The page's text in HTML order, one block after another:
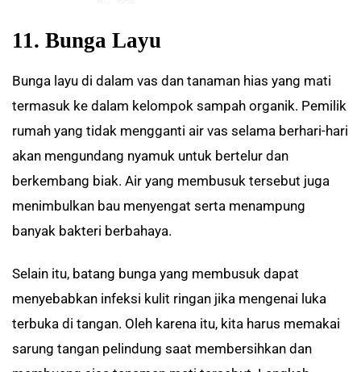
11. Bunga Layu
Bunga layu di dalam vas dan tanaman hias yang mati
termasuk ke dalam kelompok sampah organik. Pemilik
rumah yang tidak mengganti air vas selama berhari-hari
akan mengundang nyamuk untuk bertelur dan
berkembang biak. Air yang membusuk tersebut juga
menimbulkan bau menyengat serta menampung
banyak bakteri berbahaya.
Selain itu, batang bunga yang membusuk dapat
menyebabkan infeksi kulit ringan jika mengenai luka
terbuka di tangan. Oleh karena itu, kita harus memakai
sarung tangan pelindung saat membersihkan dan